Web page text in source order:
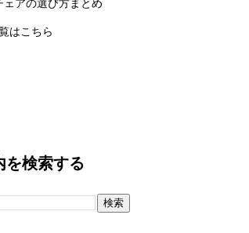
ェアの選び方まとめ
はこちら
を検索する